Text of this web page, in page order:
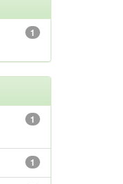
1
1
1